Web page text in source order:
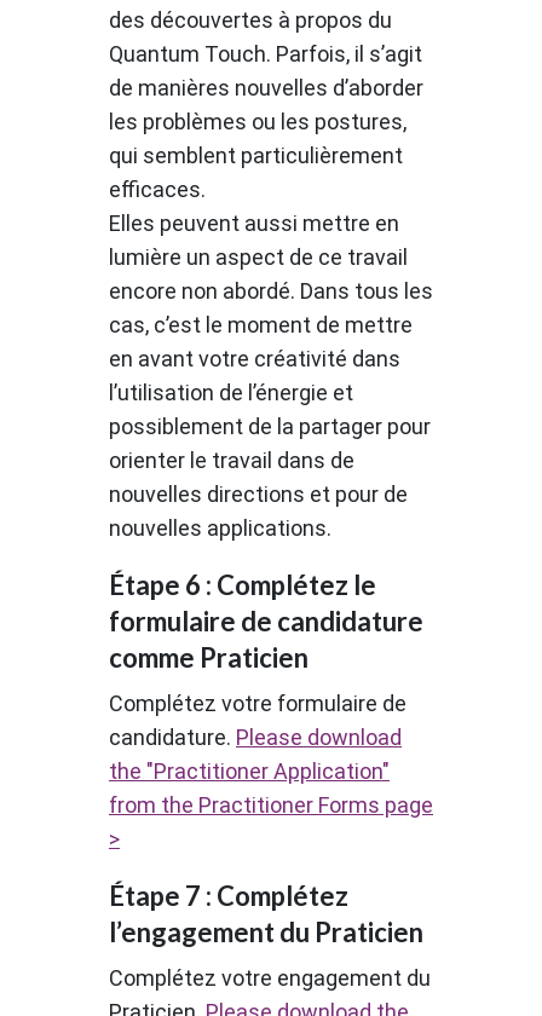
des découvertes à propos du
Quantum Touch. Parfois, il s’agit
de manières nouvelles d’aborder
les problèmes ou les postures,
qui semblent particulièrement
efficaces.
Elles peuvent aussi mettre en
lumière un aspect de ce travail
encore non abordé. Dans tous les
cas, c’est le moment de mettre
en avant votre créativité dans
l’utilisation de l’énergie et
possiblement de la partager pour
orienter le travail dans de
nouvelles directions et pour de
nouvelles applications.
Étape 6 : Complétez le
formulaire de candidature
comme Praticien
Complétez votre formulaire de
candidature. Please download
the "Practitioner Application"
from the Practitioner Forms page
>
Étape 7 : Complétez
l’engagement du Praticien
Complétez votre engagement du